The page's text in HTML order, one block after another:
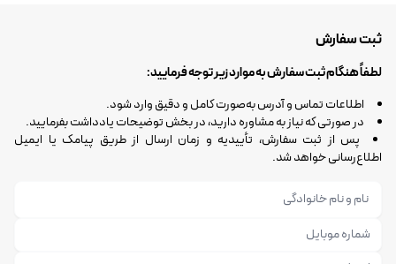
ثبت سفارش
لطفاً هنگام ثبت سفارش به موارد زیر توجه فرمایید:
اطلاعات تماس و آدرس به‌صورت کامل و دقیق وارد شود.
در صورتی که نیاز به مشاوره دارید، در بخش توضیحات یادداشت بفرمایید.
پس از ثبت سفارش، تأییدیه و زمان ارسال از طریق پیامک یا ایمیل
اطلاع‌رسانی خواهد شد.